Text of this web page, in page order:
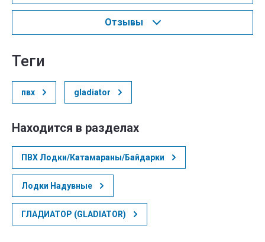
Отзывы
теги
пвх gladiator
Находится в разделах
ПВХ Лодки/Катамараны/Байдарки
Лодки Надувные
ГЛАДИАТОР (GLADIATOR)